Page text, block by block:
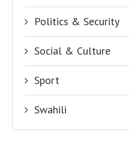
Politics & Security
Social & Culture
Sport
Swahili